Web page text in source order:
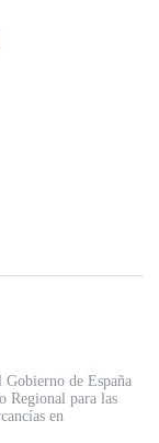
Gobierno de España
Regional para las
en